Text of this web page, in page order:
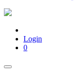
Login
0